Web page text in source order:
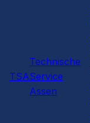
TSA
Technische
Service
Assen